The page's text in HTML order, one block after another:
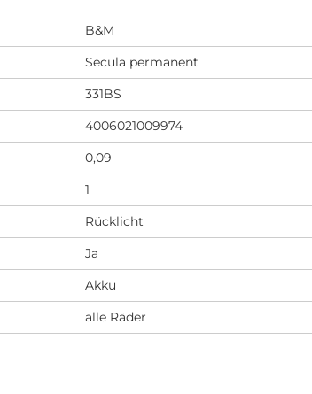
B&M
Secula permanent
331BS
4006021009974
0,09
1
Rücklicht
Ja
Akku
alle Räder